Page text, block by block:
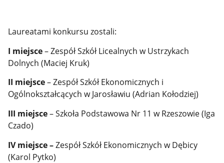
Laureatami konkursu zostali:
I miejsce– Zespół Szkół Licealnych w Ustrzykach
Dolnych (Maciej Kruk)
II miejsce– Zespół Szkół Ekonomicznych i
Ogólnokształcących w Jarosławiu (Adrian Kołodziej)
III miejsce– Szkoła Podstawowa Nr 11 w Rzeszowie (Iga
Czado)
IV miejsce–Zespół Szkół Ekonomicznych w Dębicy
(Karol Pytko)